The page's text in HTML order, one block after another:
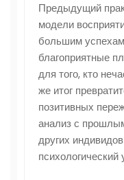
Предыдущий
модели
большим
благоприятные
для того, кто
же итог
позитивных
анализ с
других
психологический